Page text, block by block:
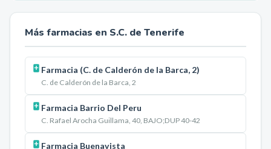
Más farmacias en S.C. de Tenerife
Farmacia (C. de Calderón de la Barca, 2)
C. de Calderón de la Barca, 2
Farmacia Barrio Del Peru
C. Rafael Arocha Guillama, 40, BAJO;DUP 40-42
Farmacia Buenavista